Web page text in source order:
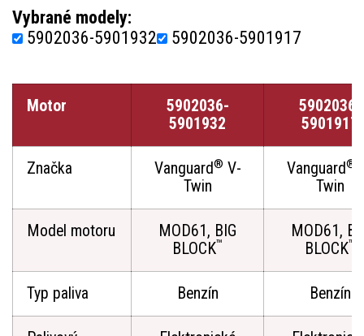
Vybrané modely:
5902036-5901932
5902036-5901917
Motor
5902036-
5901932
5902036-
5901917
Značka Vanguard® V-
Twin
Vanguard®
Twin
Model motoru
MOD61, BIG
BLOCK™
MOD61,
BLOCK™
Typ paliva Benzín Benzín